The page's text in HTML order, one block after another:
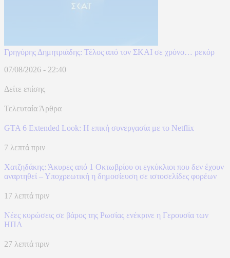
Γρηγόρης Δημητριάδης: Τέλος από τον ΣΚΑΙ σε χρόνο… ρεκόρ
07/08/2026 - 22:40
Δείτε επίσης
Τελευταία Άρθρα
GTA 6 Extended Look: Η επική συνεργασία με το Netflix
7 λεπτά πριν
Χατζηδάκης: Άκυρες από 1 Οκτωβρίου οι εγκύκλιοι που δεν έχουν
αναρτηθεί – Υποχρεωτική η δημοσίευση σε ιστοσελίδες φορέων
17 λεπτά πριν
Νέες κυρώσεις σε βάρος της Ρωσίας ενέκρινε η Γερουσία των
ΗΠΑ
27 λεπτά πριν